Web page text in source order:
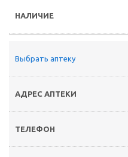
Выбрать аптеку